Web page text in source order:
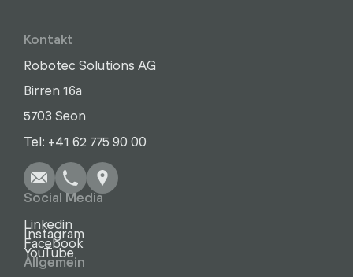
Kontakt
Robotec Solutions AG
Birren 16a
5703 Seon
Tel: +41 62 775 90 00
Social Media
Linkedin
Instagram
Facebook
YouTube
Allgemein